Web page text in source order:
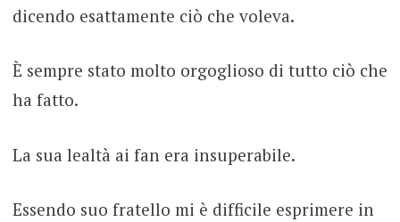
dicendo esattamente ciò che voleva.
È sempre stato molto orgoglioso di tutto ciò che
ha fatto.
La sua lealtà ai fan era insuperabile.
Essendo suo fratello mi è difficile esprimere in